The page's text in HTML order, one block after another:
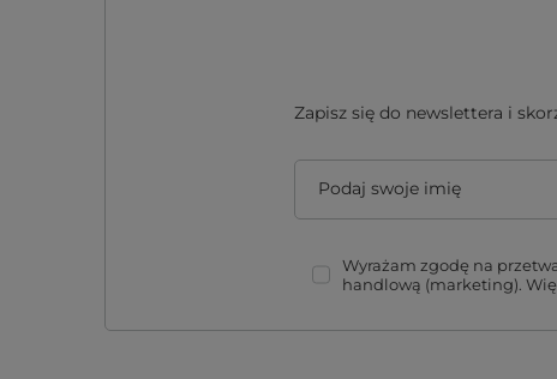
Zapisz się do newslettera i
Podaj swoje imię
Wyrażam zgodę na
handlową (marketing).